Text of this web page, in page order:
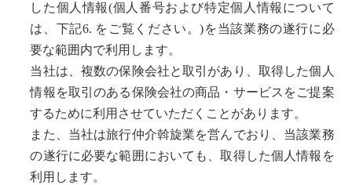
した個人情報(個人番号および特定個人情報について
は、下記6. をご覧ください。)を当該業務の遂行に必
要な範囲内で利用します。
当社は、複数の保険会社と取引があり、取得した個人
情報を取引のある保険会社の商品・サービスをご提案
するために利用させていただくことがあります。
また、当社は旅行仲介斡旋業を営んでおり、当該業務
の遂行に必要な範囲においても、取得した個人情報を
利用します。